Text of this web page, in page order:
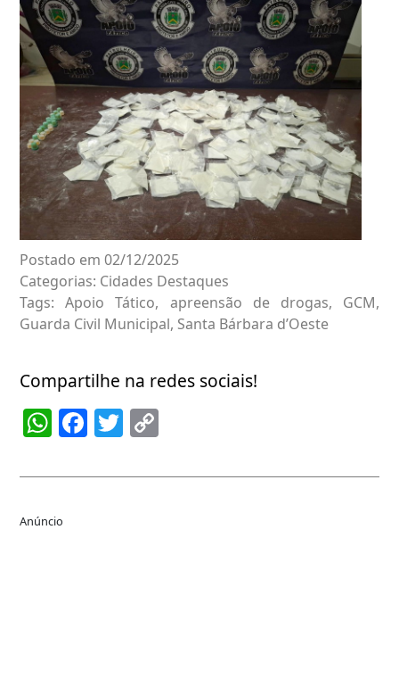
Postado em 02/12/2025
Categorias: Cidades Destaques
Tags:Apoio Tático, apreensão de drogas, GCM,
Guarda Civil Municipal, Santa Bárbara d’Oeste
Compartilhe na redes sociais!
WhatsApp
Facebook
Twitter
Anúncio